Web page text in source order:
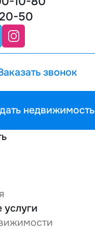
50
звонок
недвижимость